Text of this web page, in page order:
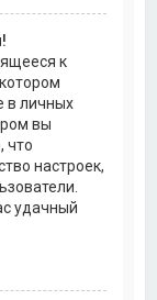
к
в личных
вы
что
настроек,
удачный